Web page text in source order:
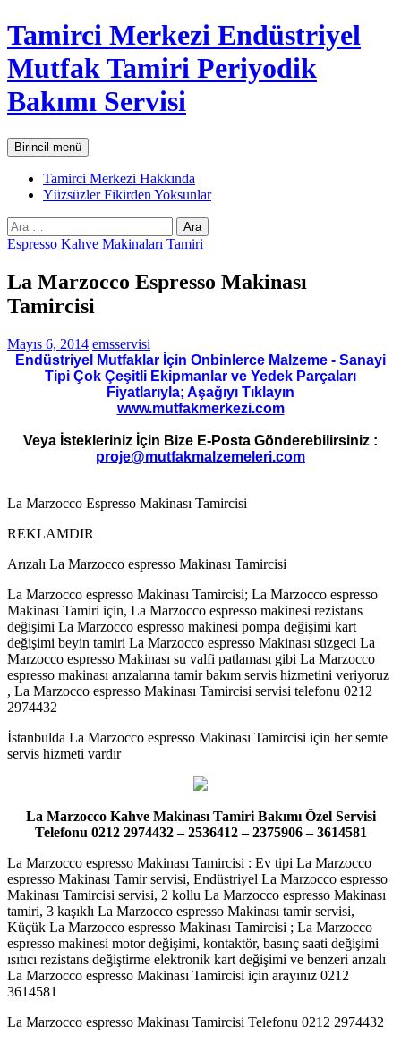
İçeriğe
atla
Tamirci Merkezi Endüstriyel
Mutfak Tamiri Periyodik
Bakımı Servisi
AraBirincil menü
Tamirci Merkezi Hakkında
Yüzsüzler Fikirden Yoksunlar
Arama:
Espresso Kahve Makinaları Tamiri
La Marzocco Espresso Makinası
Tamircisi
Mayıs 6, 2014 emsservisi
Endüstriyel Mutfaklar İçin Onbinlerce Malzeme - Sanayi
Tipi Çok Çeşitli Ekipmanlar ve Yedek Parçaları
Fiyatlarıyla; Aşağıyı Tıklayın
www.mutfakmerkezi.com
Veya İstekleriniz İçin Bize E-Posta Gönderebilirsiniz :
proje@mutfakmalzemeleri.com
La Marzocco Espresso Makinası Tamircisi
REKLAMDIR
Arızalı La Marzocco espresso Makinası Tamircisi
La Marzocco espresso Makinası Tamircisi; La Marzocco espresso
Makinası Tamiri için, La Marzocco espresso makinesi rezistans
değişimi La Marzocco espresso makinesi pompa değişimi kart
değişimi beyin tamiri La Marzocco espresso Makinası süzgeci La
Marzocco espresso Makinası su valfi patlaması gibi La Marzocco
espresso makinası arızalarına tamir bakım servis hizmetini veriyoruz
, La Marzocco espresso Makinası Tamircisi servisi telefonu 0212
2974432
İstanbulda La Marzocco espresso Makinası Tamircisi için her semte
servis hizmeti vardır
La Marzocco Kahve Makinası Tamiri Bakımı Özel Servisi
Telefonu 0212 2974432 – 2536412 – 2375906 – 3614581
La Marzocco espresso Makinası Tamircisi : Ev tipi La Marzocco
espresso Makinası Tamir servisi, Endüstriyel La Marzocco espresso
Makinası Tamircisi servisi, 2 kollu La Marzocco espresso Makinası
tamiri, 3 kaşıklı La Marzocco espresso Makinası tamir servisi,
Küçük La Marzocco espresso Makinası Tamircisi ; La Marzocco
espresso makinesi motor değişimi, kontaktör, basınç saati değişimi
ısıtıcı rezistans değiştirme elektronik kart değişimi ve benzeri arızalı
La Marzocco espresso Makinası Tamircisi için arayınız 0212
3614581
La Marzocco espresso Makinası Tamircisi Telefonu 0212 2974432